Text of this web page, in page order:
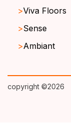
Viva Floors
Sense
Ambiant
copyright ©2026